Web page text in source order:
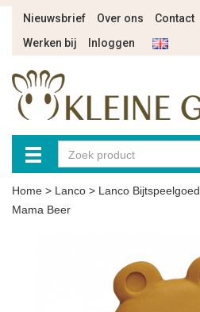
Nieuwsbrief Over ons Contact
Werken bij
Inloggen
Home > Lanco > Lanco Bijtspeelgoed
Mama Beer